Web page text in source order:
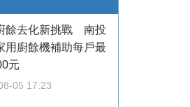
餘去化新挑戰 南投
用廚餘機補助每戶最
元
05 17:23